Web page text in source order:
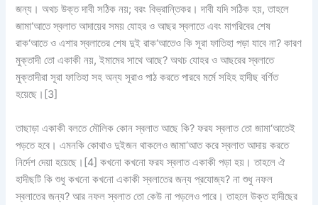
জন্য। অথচ উক্ত দাবী সঠিক নয়; বরং বিভ্রান্তিকর। দাবী যদি সঠিক হয়, তাহলে
জামা‘আতে স্বলাত আদায়ের সময় যোহর ও আছর স্বলাতে এবং মাগরিবের শেষ
রাক‘আতে ও এশার স্বলাতের শেষ দুই রাক‘আতেও কি সূরা ফাতিহা পড়া যাবে না? কারণ
মুক্তাদী তো একাকী নয়, ইমামের সাথে আছে? অথচ যোহর ও আছরের স্বলাতে
মুক্তাদীরা সূরা ফাতিহা সহ অন্য সূরাও পাঠ করতে পারবে মর্মে সহিহ হাদীছ বর্ণিত
হয়েছে।[3]
তাছাড়া একাকী বলতে মৌলিক কোন স্বলাত আছে কি? ফরয স্বলাত তো জামা‘আতেই
পড়তে হবে। এমনকি কোথাও দুইজন থাকলেও জামা‘আত করে স্বলাত আদায় করতে
নির্দেশ দেয়া হয়েছে।[4] কখনো কখনো ফরয স্বলাত একাকী পড়া হয়। তাহলে ঐ
হাদীছটি কি শুধু কখনো কখনো একাকী স্বলাতের জন্য প্রযোজ্য? না শুধু নফল
স্বলাতের জন্য? আর নফল স্বলাত তো কেউ না পড়লেও পারে। তাহলে উক্ত হাদীছের